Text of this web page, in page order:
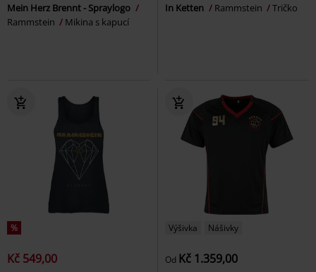
Mein Herz Brennt - Spraylogo
Rammstein
Mikina s kapucí
In Ketten Rammstein Tričko
%
Kč 549,00
Výšivka Nášivky
Od Kč 1.359,00